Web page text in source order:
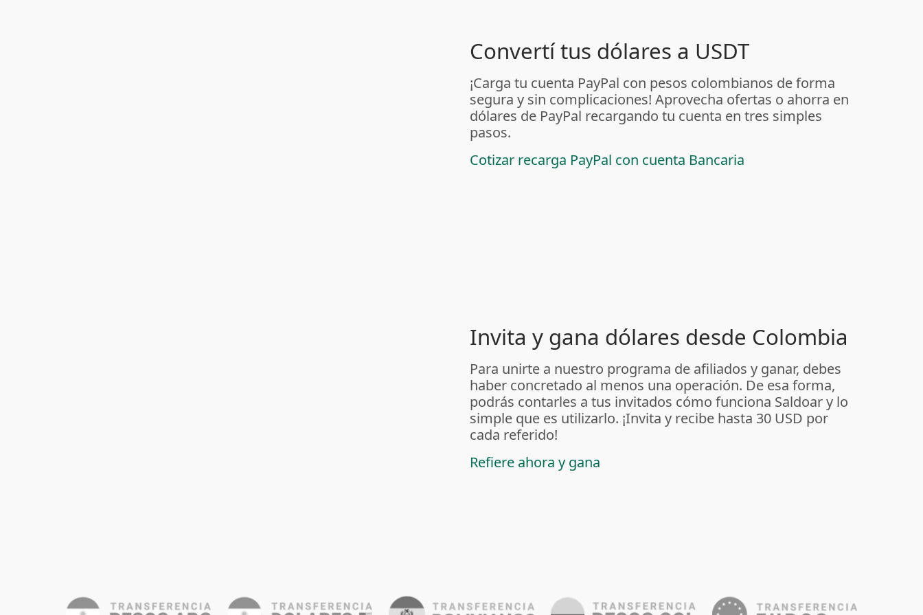
Convertí tus dólares a USDT
¡Carga tu cuenta PayPal con pesos colombianos de forma
segura y sin complicaciones! Aprovecha ofertas o ahorra en
dólares de PayPal recargando tu cuenta en tres simples
pasos.
Cotizar recarga PayPal con cuenta Bancaria
Invita y gana dólares desde Colombia
Para unirte a nuestro programa de afiliados y ganar, debes
haber concretado al menos una operación. De esa forma,
podrás contarles a tus invitados cómo funciona Saldoar y lo
simple que es utilizarlo. ¡Invita y recibe hasta 30 USD por
cada referido!
Refiere ahora y gana